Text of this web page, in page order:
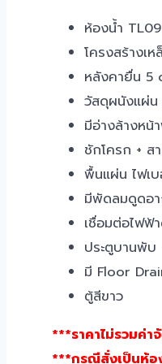
ห้องน้ำ
โครงสร้างเ
หลังคายื่น 5
วัสดุผนังแผ่น
มีอ่างล้างหน้
ชักโครก + ส
พื้นแผ่น ไฟเบ
มีพัดลมดูดอา
เชื่อมต่อไฟ
ประตูบานพับ
มี Floor
ตู้สีขาว
***ราคาไม่รวมค่
***กรณีสั่งเป็นห้อ